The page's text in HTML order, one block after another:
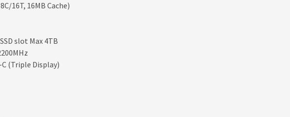
16T, 16MB Cache)
slot Max 4TB
C (Triple Display)